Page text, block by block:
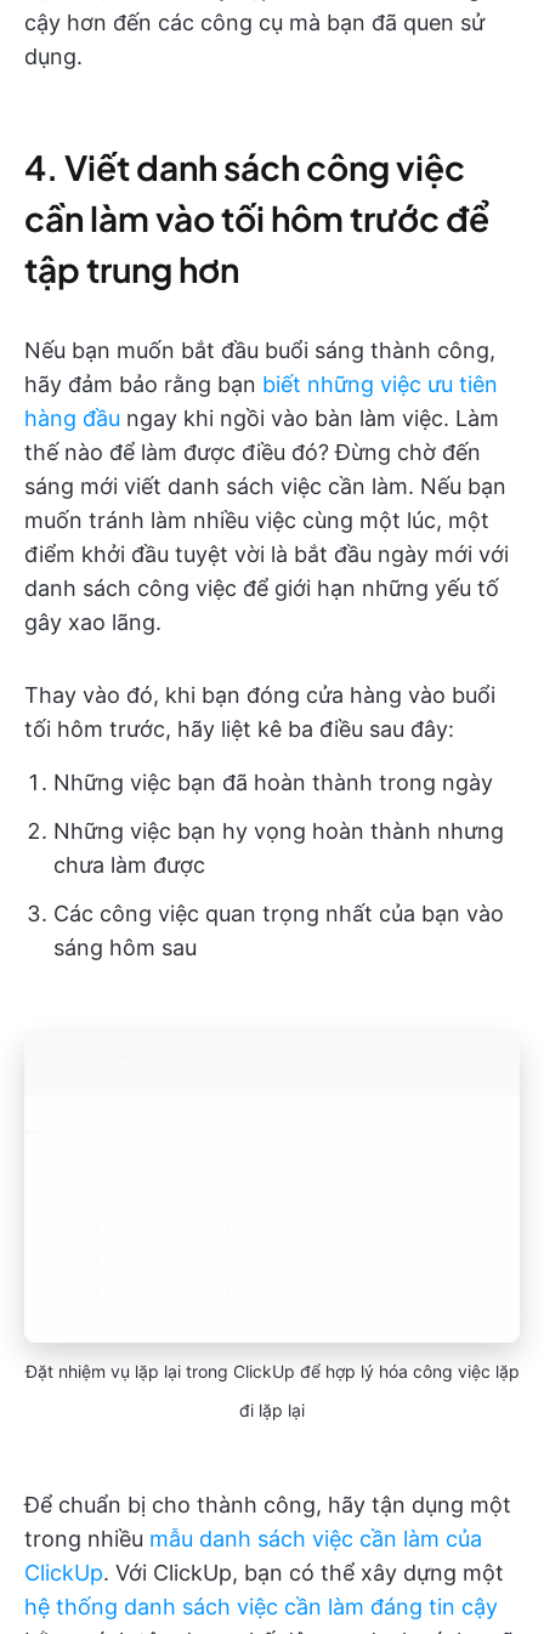
cậy hơn đến các công cụ mà bạn đã quen sử
dụng.
4. Viết danh sách công việc
cần làm vào tối hôm trước để
tập trung hơn
Nếu bạn muốn bắt đầu buổi sáng thành công,
hãy đảm bảo rằng bạn biết những việc ưu tiên
hàng đầu ngay khi ngồi vào bàn làm việc. Làm
thế nào để làm được điều đó? Đừng chờ đến
sáng mới viết danh sách việc cần làm. Nếu bạn
muốn tránh làm nhiều việc cùng một lúc, một
điểm khởi đầu tuyệt vời là bắt đầu ngày mới với
danh sách công việc để giới hạn những yếu tố
gây xao lãng.
Thay vào đó, khi bạn đóng cửa hàng vào buổi
tối hôm trước, hãy liệt kê ba điều sau đây:
Những việc bạn đã hoàn thành trong ngày
Những việc bạn hy vọng hoàn thành nhưng
chưa làm được
Các công việc quan trọng nhất của bạn vào
sáng hôm sau
Đặt nhiệm vụ lặp lại trong ClickUp để hợp lý hóa công việc lặp
đi lặp lại
Để chuẩn bị cho thành công, hãy tận dụng một
trong nhiều mẫu danh sách việc cần làm của
ClickUp. Với ClickUp, bạn có thể xây dựng một
hệ thống danh sách việc cần làm đáng tin cậy